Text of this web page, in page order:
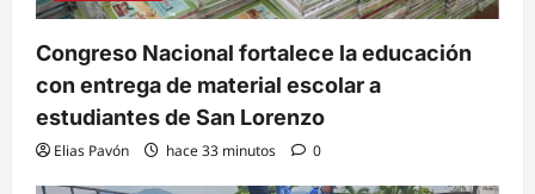
Congreso Nacional fortalece la educación
con entrega de material escolar a
estudiantes de San Lorenzo
Elias Pavón hace 33 minutos 0